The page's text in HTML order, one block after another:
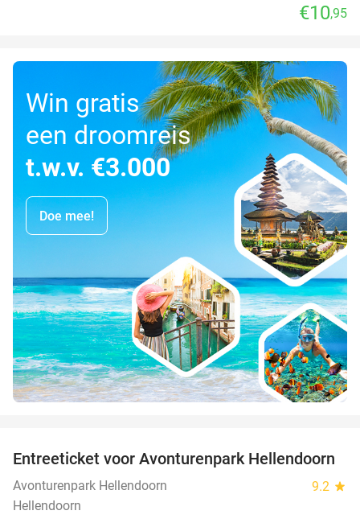
€10,95
Win gratis
een droomreis
t.w.v. €3.000
Doe mee!
41%
Entreeticket voor Avonturenpark Hellendoorn
Avonturenpark Hellendoorn 9.2 star
Hellendoorn